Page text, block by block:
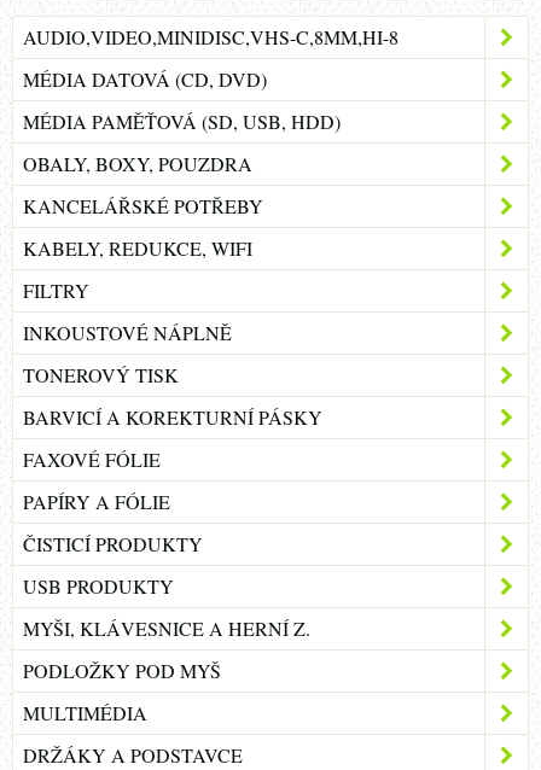
AUDIO,VIDEO,MINIDISC,VHS-C,8MM,HI-8
MÉDIA DATOVÁ (CD, DVD)
MÉDIA PAMĚŤOVÁ (SD, USB, HDD)
OBALY, BOXY, POUZDRA
KANCELÁŘSKÉ POTŘEBY
KABELY, REDUKCE, WIFI
FILTRY
INKOUSTOVÉ NÁPLNĚ
TONEROVÝ TISK
BARVICÍ A KOREKTURNÍ PÁSKY
FAXOVÉ FÓLIE
PAPÍRY A FÓLIE
ČISTICÍ PRODUKTY
USB PRODUKTY
MYŠI, KLÁVESNICE A HERNÍ Z.
PODLOŽKY POD MYŠ
MULTIMÉDIA
DRŽÁKY A PODSTAVCE